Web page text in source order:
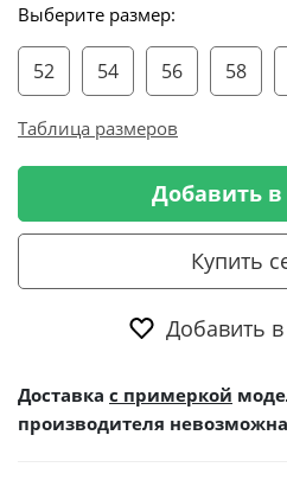
Выберите размер:
52 54 56 58
Таблица размеров
Добавить в
Купить
Добавить
Доставка с примеркой
производителя